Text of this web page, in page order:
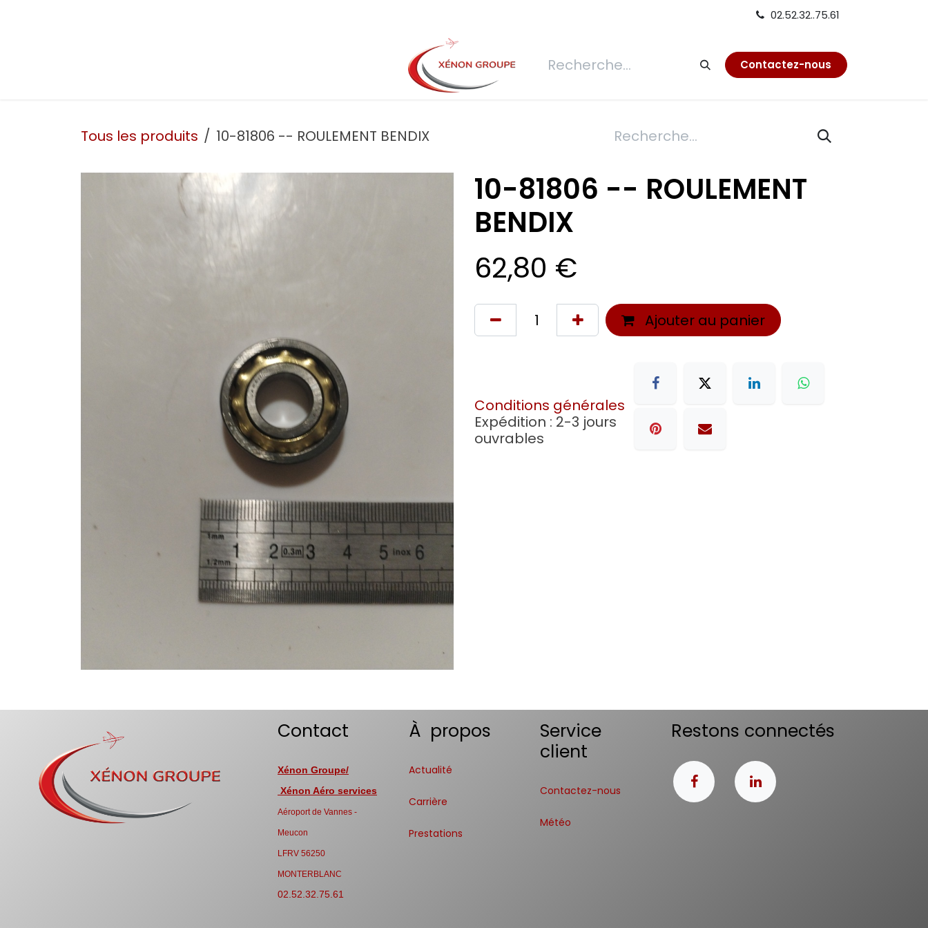
02.52.32..75.61
Demande de devis Connexion Réfection Contactez-nous
Tous les produits 10-81806 -- ROULEMENT BENDIX
10-81806 -- ROULEMENT
BENDIX
62,80 €
Ajouter au panier
Conditions générales
Expédition : 2-3 jours
ouvrables
Contact
Xénon Groupe/
Xénon Aéro services
Aéroport de Vannes -
Meucon
LFRV 56250
MONTERBLANC
02.52.32.75.61
À propos
Actualité
Carrière
Prestations
Service
client
Contactez-nous
Météo
Restons connectés